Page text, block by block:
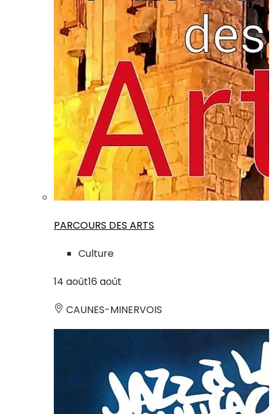
PARCOURS DES ARTS
Culture
14 août16 août
CAUNES-MINERVOIS